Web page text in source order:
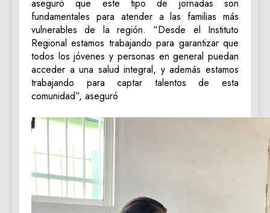
aseguró que este tipo de jornadas son
fundamentales para atender a las familias más
vulnerables de la región. “Desde el Instituto
Regional estamos trabajando para garantizar que
todos los jóvenes y personas en general puedan
acceder a una salud integral, y además estamos
trabajando para captar talentos de esta
comunidad”, aseguró